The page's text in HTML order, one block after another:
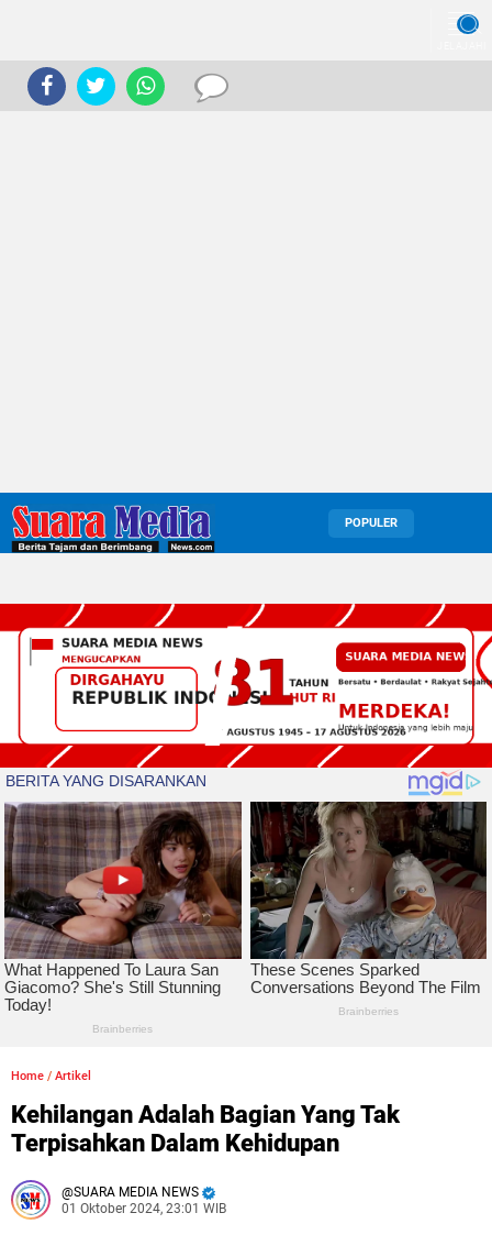
POPULER
Home / Artikel
Kehilangan Adalah Bagian Yang Tak
Terpisahkan Dalam Kehidupan
SUARA MEDIA NEWS
01 Oktober 2024, 23:01 WIB